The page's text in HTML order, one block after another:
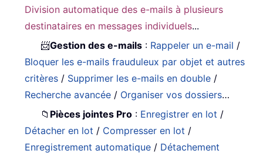
Division automatique des e-mails à plusieurs
destinataires en messages individuels...
📨Gestion des e-mails : Rappeler un e-mail /
Bloquer les e-mails frauduleux par objet et autres
critères / Supprimer les e-mails en double /
Recherche avancée / Organiser vos dossiers…
📁 Pièces jointes Pro : Enregistrer en lot /
Détacher en lot / Compresser en lot /
Enregistrement automatique / Détachement